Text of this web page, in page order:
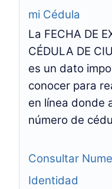
mi Cédula
La FECHA DE
CÉDULA DE
es un dato
conocer para
en línea donde
número de
Consultar
Identidad